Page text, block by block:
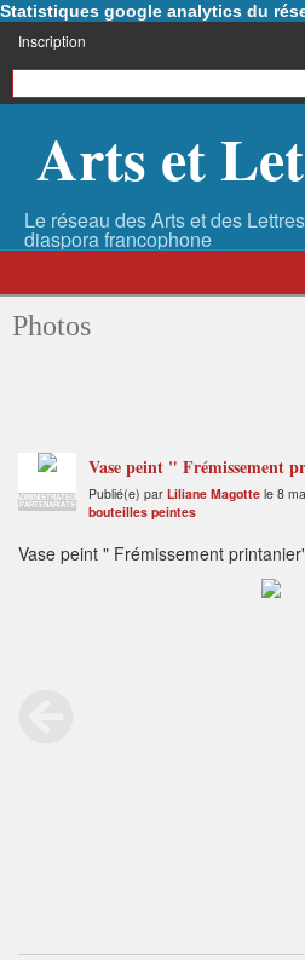
Statistiques google analytics du
Inscription
Arts et
Photos
ADMINISTRATEUR
PARTENARIATS
Vase peint " Frémissement
Publié(e) par Liliane Magotte le 8
bouteilles peintes
Vase peint " Frémissement